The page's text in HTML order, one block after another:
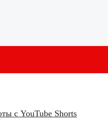
с YouTube Shorts